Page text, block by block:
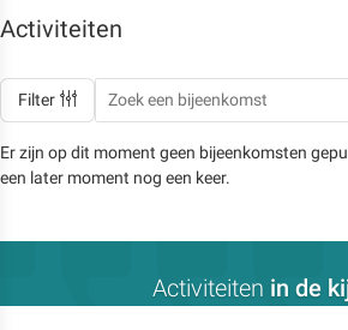
Activiteiten
Filter
Er zijn op dit moment geen bijeenkomsten
een later moment nog een keer.
Activiteiten in de